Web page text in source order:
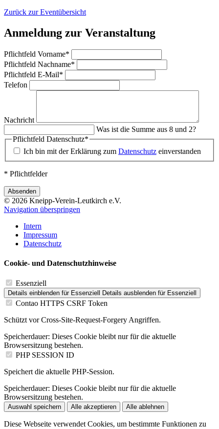
Zurück zur Eventübersicht
Anmeldung zur Veranstaltung
Pflichtfeld Vorname*
Pflichtfeld Nachname*
Pflichtfeld E-Mail*
Telefon
Nachricht
Was ist die Summe aus 8 und 2?
Pflichtfeld Datenschutz*
Ich bin mit der Erklärung zum Datenschutz einverstanden
* Pflichtfelder
Absenden
© 2026 Kneipp-Verein-Leutkirch e.V.
Navigation überspringen
Intern
Impressum
Datenschutz
Cookie- und Datenschutzhinweise
Essenziell
Details einblenden für Essenziell Details ausblenden für Essenziell
Contao HTTPS CSRF Token
Schützt vor Cross-Site-Request-Forgery Angriffen.
Speicherdauer: Dieses Cookie bleibt nur für die aktuelle
Browsersitzung bestehen.
PHP SESSION ID
Speichert die aktuelle PHP-Session.
Speicherdauer: Dieses Cookie bleibt nur für die aktuelle
Browsersitzung bestehen.
Auswahl speichern Alle akzeptieren Alle ablehnen
Diese Webseite verwendet Cookies, um bestimmte Funktionen zu